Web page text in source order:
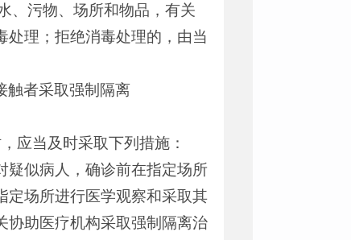
、污物、场所和物品，有关
处理；拒绝消毒处理的，由当
触者采取强制隔离
应当及时采取下列措施：
疑似病人，确诊前在指定场所
定场所进行医学观察和采取其
协助医疗机构采取强制隔离治